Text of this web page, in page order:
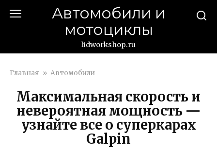
Автомобили и
мотоциклы
lidworkshop.ru
Главная » Автомобили
Максимальная скорость и
невероятная мощность —
узнайте все о суперкарах
Galpin